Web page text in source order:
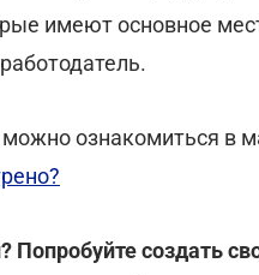
имеют основное
ознакомиться в
создать